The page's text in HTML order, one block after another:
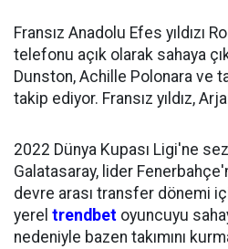
Fransız Anadolu Efes yıldızı
telefonu açık olarak sahaya
Dunston, Achille Polonara ve
takip ediyor. Fransız yıldız,
2022 Dünya Kupası Ligi'ne
Galatasaray, lider
devre arası transfer dönemi
yerel trendbet oyuncuyu
nedeniyle bazen takımını